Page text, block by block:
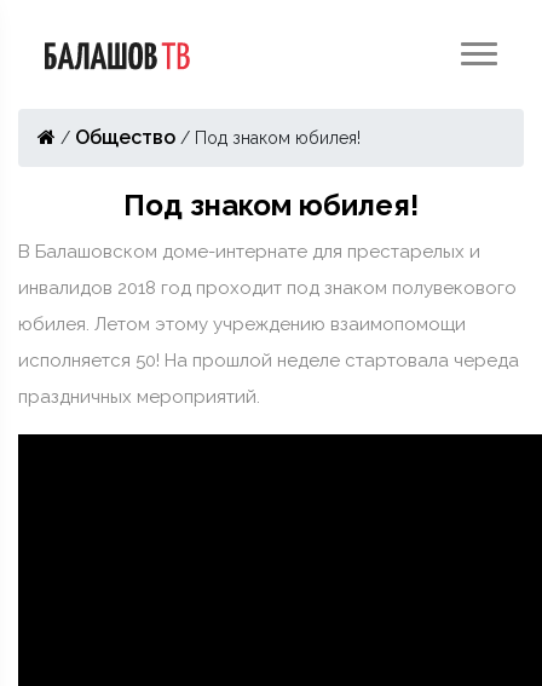
/ Общество / Под знаком юбилея!
Под знаком юбилея!
В Балашовском доме-интернате для престарелых и
инвалидов 2018 год проходит под знаком полувекового
юбилея. Летом этому учреждению взаимопомощи
исполняется 50! На прошлой неделе стартовала череда
праздничных мероприятий.